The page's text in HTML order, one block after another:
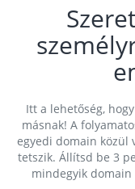
Itt a lehetőség,
másnak! A
egyedi domain közül
tetszik. Állítsd be 3
mindegyik domain